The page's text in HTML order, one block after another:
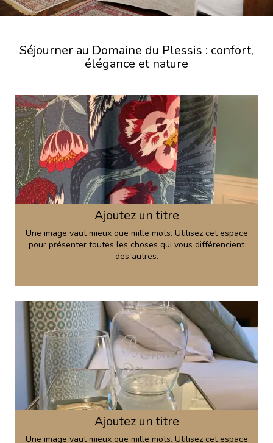
Séjourner au Domaine du Plessis : confort,
élégance et nature
Ajoutez un titre
Une image vaut mieux que mille mots. Utilisez cet espace
pour présenter toutes les choses qui vous différencient
des autres.
Ajoutez un titre
Une image vaut mieux que mille mots. Utilisez cet espace